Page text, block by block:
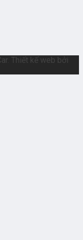
Thiết kế web bởi